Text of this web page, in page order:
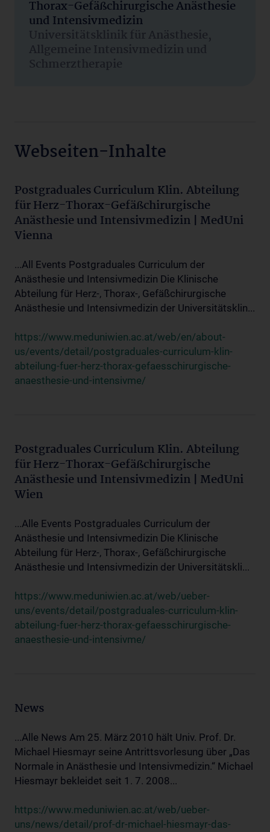
Thorax-Gefäßchirurgische Anästhesie
und Intensivmedizin
Universitätsklinik für Anästhesie,
Allgemeine Intensivmedizin und
Schmerztherapie
Webseiten-Inhalte
Postgraduales Curriculum Klin. Abteilung
für Herz-Thorax-Gefäßchirurgische
Anästhesie und Intensivmedizin | MedUni
Vienna
...All Events Postgraduales Curriculum der
Anästhesie und Intensivmedizin Die Klinische
Abteilung für Herz-, Thorax-, Gefäßchirurgische
Anästhesie und Intensivmedizin der Universitätsklin...
https://www.meduniwien.ac.at/web/en/about-
us/events/detail/postgraduales-curriculum-klin-
abteilung-fuer-herz-thorax-gefaesschirurgische-
anaesthesie-und-intensivme/
Postgraduales Curriculum Klin. Abteilung
für Herz-Thorax-Gefäßchirurgische
Anästhesie und Intensivmedizin | MedUni
Wien
...Alle Events Postgraduales Curriculum der
Anästhesie und Intensivmedizin Die Klinische
Abteilung für Herz-, Thorax-, Gefäßchirurgische
Anästhesie und Intensivmedizin der Universitätskli...
https://www.meduniwien.ac.at/web/ueber-
uns/events/detail/postgraduales-curriculum-klin-
abteilung-fuer-herz-thorax-gefaesschirurgische-
anaesthesie-und-intensivme/
News
...Alle News Am 25. März 2010 hält Univ. Prof. Dr.
Michael Hiesmayr seine Antrittsvorlesung über „Das
Normale in Anästhesie und Intensivmedizin.“ Michael
Hiesmayr bekleidet seit 1. 7. 2008...
https://www.meduniwien.ac.at/web/ueber-
uns/news/detail/prof-dr-michael-hiesmayr-das-